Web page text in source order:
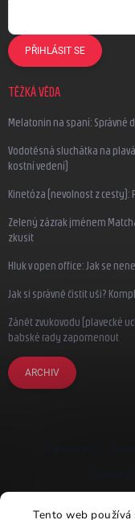
Tento web
PŘIHLÁSIT SE
TĚŽKÁ VĚDA
Melatonin na spaní: Správné
Vodotěsná sluchátka na
kostní vedení)
Kinetóza (nevolnost z cesty):
Zelený zázrak jménem
zkusit
Hluk v open office: Jak se
Jak si správně čistit uši?
Zánět zvukovodu (plavecké
babské rady zapomenout
ARCHIV